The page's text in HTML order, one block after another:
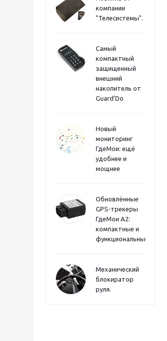
компании
"Телесистемы".
Самый
компактный
защищенный
внешний
накопитель от
Guard’Do
Новый
мониторинг
ГдеМои: ещё
удобнее и
мощнее
Обновлённые
GPS-трекеры
ГдеМои А2:
компактные и
функциональные
Механический
блокиратор
руля.